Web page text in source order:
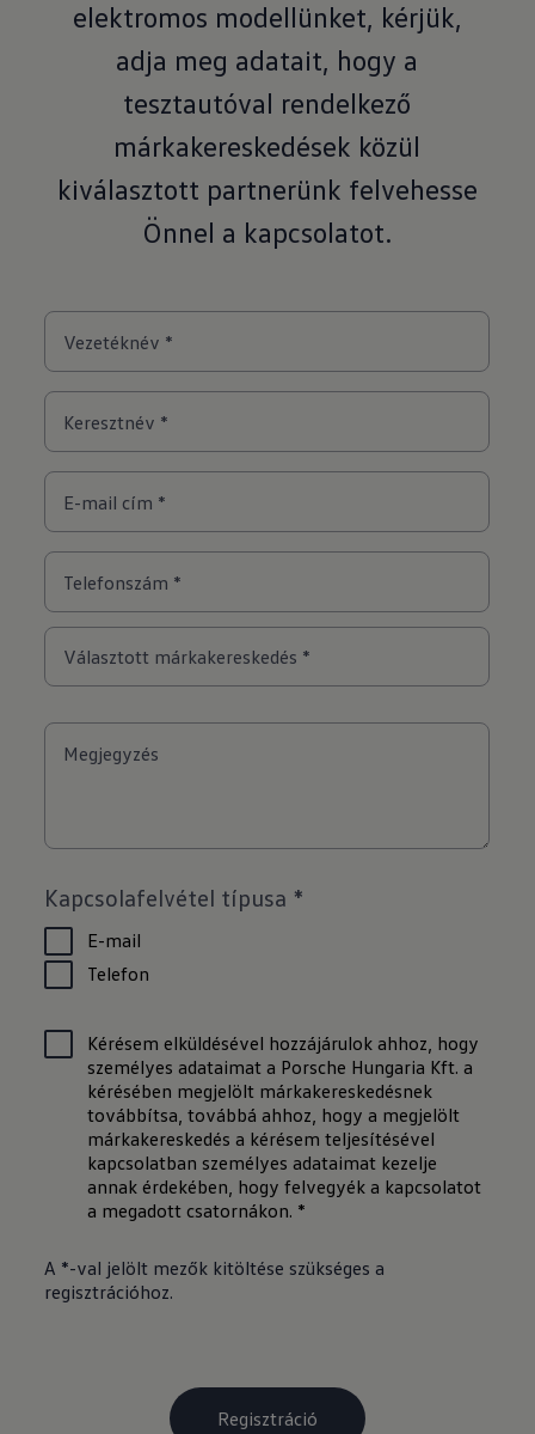
elektromos modellünket, kérjük,
adja meg adatait, hogy a
tesztautóval rendelkező
márkakereskedések közül
kiválasztott partnerünk felvehesse
Önnel a kapcsolatot.